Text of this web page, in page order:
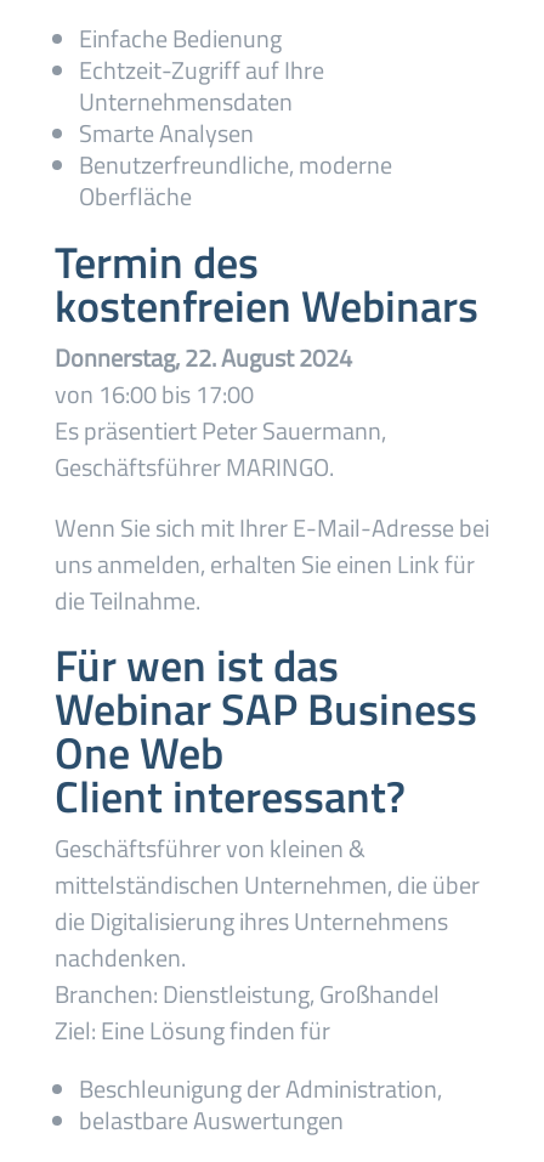
Einfache Bedienung
Echtzeit-Zugriff auf Ihre
Unternehmensdaten
Smarte Analysen
Benutzerfreundliche, moderne
Oberfläche
Termin des
kostenfreien Webinars
Donnerstag, 22. August 2024
von 16:00 bis 17:00
Es präsentiert Peter Sauermann,
Geschäftsführer MARINGO.
Wenn Sie sich mit Ihrer E-Mail-Adresse bei
uns anmelden, erhalten Sie einen Link für
die Teilnahme.
Für wen ist das
Webinar SAP Business
One Web
Client interessant?
Geschäftsführer von kleinen &
mittelständischen Unternehmen, die über
die Digitalisierung ihres Unternehmens
nachdenken.
Branchen: Dienstleistung, Großhandel
Ziel: Eine Lösung finden für
Beschleunigung der Administration,
belastbare Auswertungen